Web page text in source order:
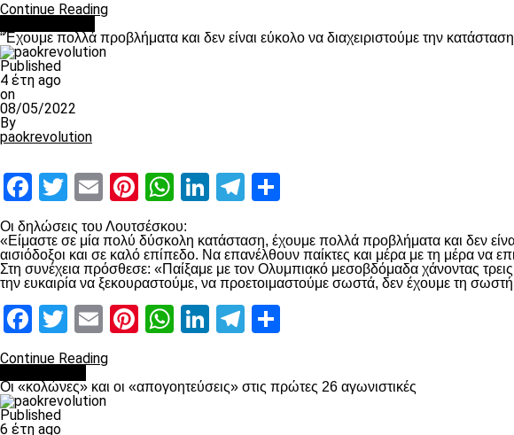
Continue Reading
“Έχουμε πολλά προβλήματα και δεν είναι εύκολο να διαχειριστούμε την
Published
4 έτη ago
on
08/05/2022
By
paokrevolution
Facebook
Twitter
EmailPinterest
WhatsApp
LinkedIn
Telegram
Οι δηλώσεις του Λουτσέσκου:
«Είμαστε σε μία πολύ δύσκολη κατάσταση, έχουμε πολλά προβλήματα και δεν
αισιόδοξοι και σε καλό επίπεδο. Να επανέλθουν παίκτες και μέρα με τη μέρα
Στη συνέχεια πρόσθεσε: «Παίξαμε με τον Ολυμπιακό μεσοβδόμαδα χάνοντας
την ευκαιρία να ξεκουραστούμε, να προετοιμαστούμε σωστά, δεν έχουμε τη
Facebook
Twitter
EmailPinterest
WhatsApp
LinkedIn
Telegram
Continue Reading
Οι «κολώνες» και οι «απογοητεύσεις» στις πρώτες 26 αγωνιστικές
Published
6 έτη ago